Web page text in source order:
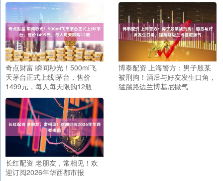
奇点财富 瞬间秒光！500ml飞
天茅台正式上线i茅台，售价
1499元，每人每天限购12瓶
博泰配资 上海警方：男子殷某
被刑拘！酒后与好友发生口角，
猛踹路边兰博基尼撒气
长红配资 老朋友，常相见！欢
迎订阅2026年华西都市报